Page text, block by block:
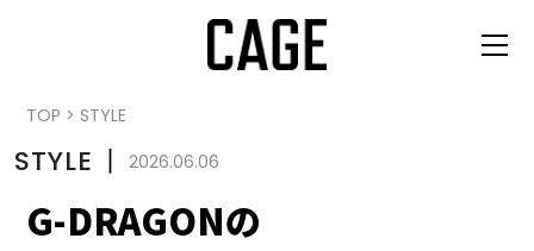
TOP > STYLE
STYLE 丨 2026.06.06
G-DRAGONの